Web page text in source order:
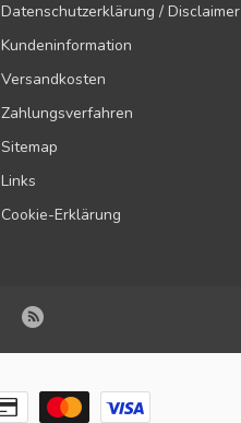
Datenschutzerklärung / Disclaimer
Kundeninformation
Versandkosten
Zahlungsverfahren
Sitemap
Links
Cookie-Erklärung